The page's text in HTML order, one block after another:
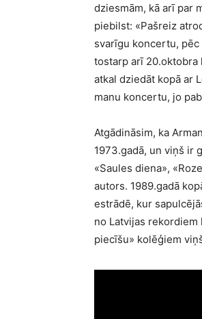
dziesmām, kā arī par
piebilst: «Pašreiz
svarīgu koncertu,
tostarp arī 20.oktobra
atkal dziedāt kopā ar
manu koncertu, jo
Atgādināsim, ka
1973.gadā, un viņš ir
«Saules diena»,
autors. 1989.gadā
estrādē, kur
no Latvijas rekordiem
piecīšu» kolēģiem